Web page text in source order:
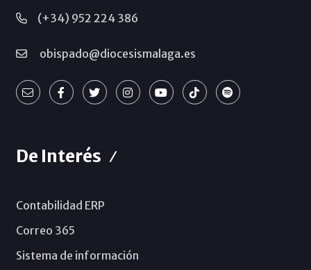
(+34) 952 224 386
obispado@diocesismalaga.es
De Interés
Contabilidad ERP
Correo 365
Sistema de información